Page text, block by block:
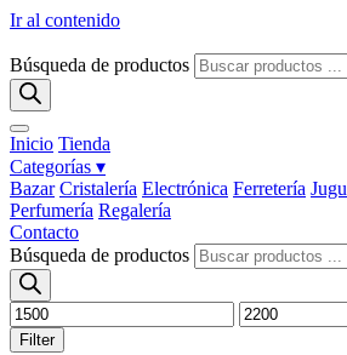
Ir al contenido
Búsqueda de productos
Inicio Tienda
Categorías ▾
Bazar Cristalería Electrónica Ferretería
Perfumería Regalería
Contacto
Búsqueda de productos
Filter